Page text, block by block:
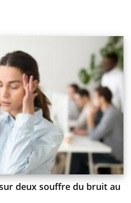
deux souffre du bruit au